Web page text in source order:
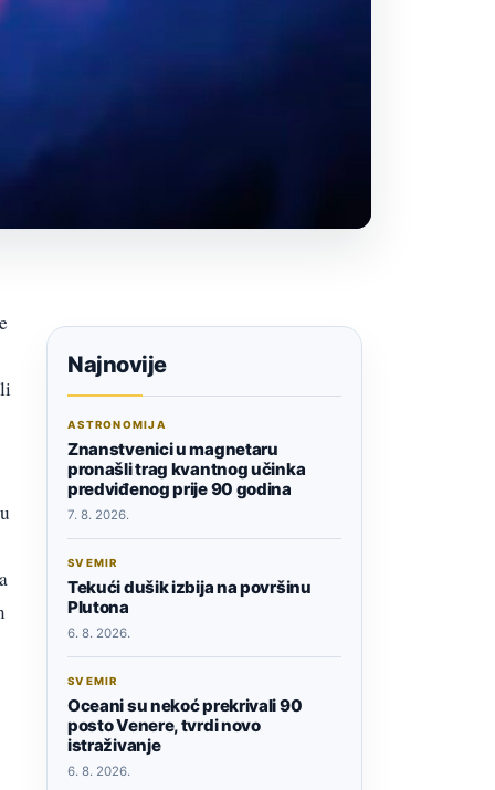
Najnovije
ASTRONOMIJA
Znanstvenici u magnetaru
pronašli trag kvantnog učinka
predviđenog prije 90 godina
7. 8. 2026.
SVEMIR
Tekući dušik izbija na površinu
Plutona
6. 8. 2026.
SVEMIR
Oceani su nekoć prekrivali 90
posto Venere, tvrdi novo
istraživanje
6. 8. 2026.